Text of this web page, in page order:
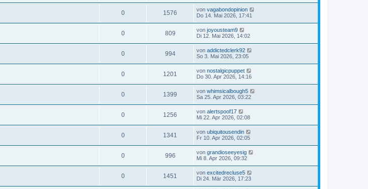
0 1576 von vagabondopinion
Do 14. Mai 2026, 17:41
0 809 von joyousteam9
Di 12. Mai 2026, 14:02
0 994 von addictedclerk92
So 3. Mai 2026, 23:05
0 1201 von nostalgicpuppet
Do 30. Apr 2026, 14:16
0 1399 von whimsicalbough5
Sa 25. Apr 2026, 03:22
0 1256 von alertspoof17
Mi 22. Apr 2026, 02:08
0 1341 von ubiquitousendin
Fr 10. Apr 2026, 02:05
0 996 von grandioseeyesig
Mi 8. Apr 2026, 09:32
0 1451 von excitedrecluse5
Di 24. Mär 2026, 17:23